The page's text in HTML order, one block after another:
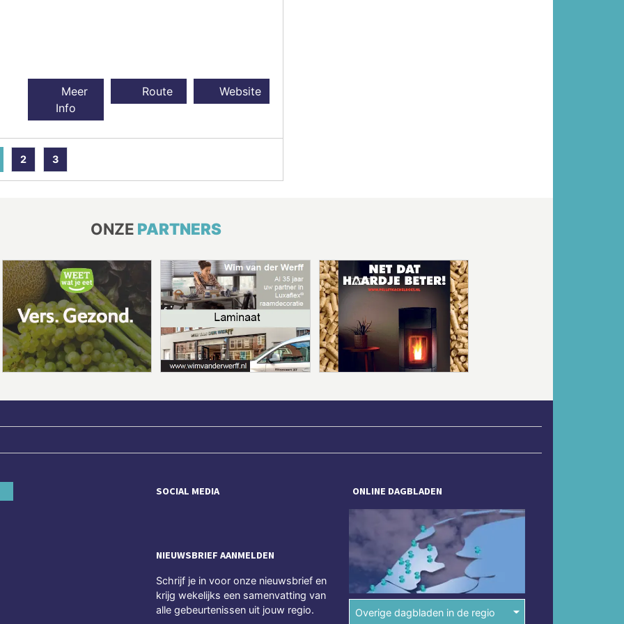
Meer
Info
Route Website
2 3
ONZE PARTNERS
SOCIAL MEDIA
NIEUWSBRIEF AANMELDEN
Schrijf je in voor onze nieuwsbrief en
krijg wekelijks een samenvatting van
alle gebeurtenissen uit jouw regio.
ONLINE DAGBLADEN
Overige dagbladen in de regio